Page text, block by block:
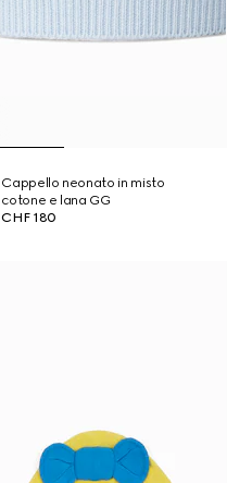
Cappello neonato in misto
cotone e lana GG
CHF 180